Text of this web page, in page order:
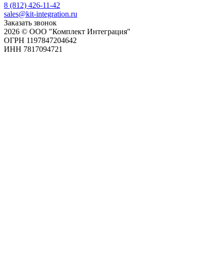
8 (812) 426-11-42
sales@kit-integration.ru
Заказать звонок
2026 © ООО "Комплект Интеграция"
ОГРН 1197847204642
ИНН 7817094721